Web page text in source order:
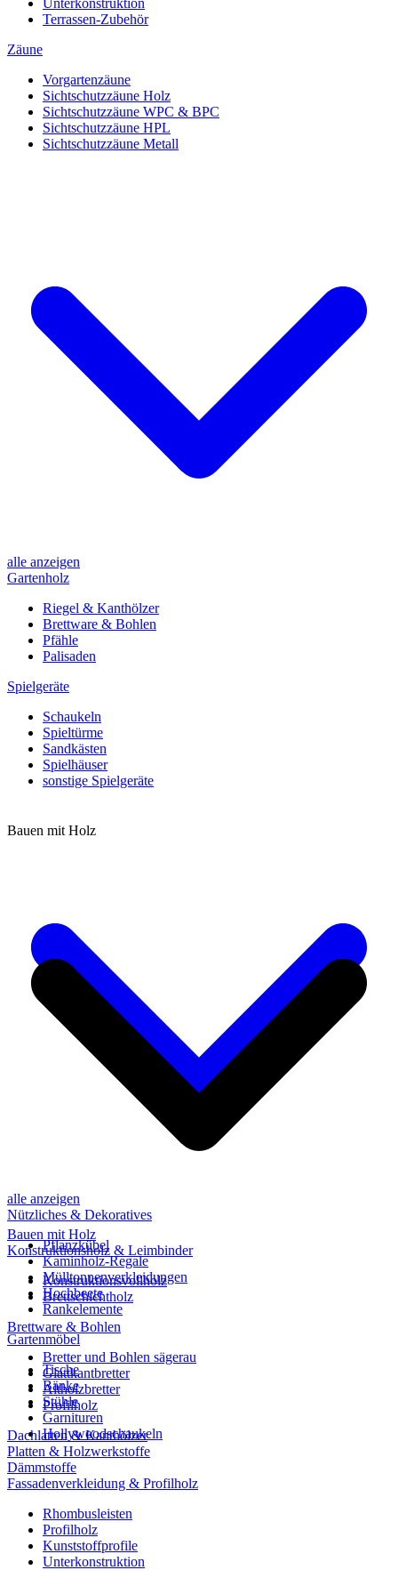
Unterkonstruktion
Terrassen-Zubehör
Zäune
Vorgartenzäune
Sichtschutzzäune Holz
Sichtschutzzäune WPC & BPC
Sichtschutzzäune HPL
Sichtschutzzäune Metall
alle anzeigen
Gartenholz
Riegel & Kanthölzer
Brettware & Bohlen
Pfähle
Palisaden
Spielgeräte
Schaukeln
Spieltürme
Sandkästen
Spielhäuser
sonstige Spielgeräte
alle anzeigen
Nützliches & Dekoratives
Pflanzkübel
Kaminholz-Regale
Mülltonnenverkleidungen
Hochbeete
Rankelemente
Gartenmöbel
Tische
Bänke
Stühle
Garnituren
Hollywoodschaukeln
Bauen mit Holz
Bauen mit Holz
Konstruktionsholz & Leimbinder
Konstruktionsvollholz
Brettschichtholz
Brettware & Bohlen
Bretter und Bohlen sägerau
Glattkantbretter
Altholzbretter
Profilholz
Dachlatten & Kanthölzer
Platten & Holzwerkstoffe
Dämmstoffe
Fassadenverkleidung & Profilholz
Rhombusleisten
Profilholz
Kunststoffprofile
Unterkonstruktion